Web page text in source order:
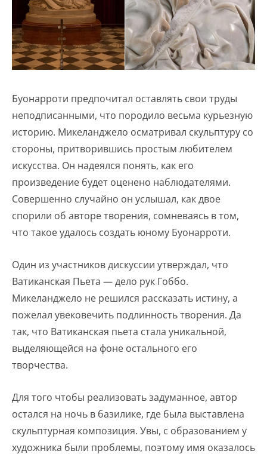
Буонарроти предпочитал оставлять свои труды
неподписанными, что породило весьма курьезную
историю. Микеланджело осматривал скульптуру со
стороны, притворившись простым любителем
искусства. Он надеялся понять, как его
произведение будет оценено наблюдателями.
Совершенно случайно он услышал, как двое
спорили об авторе творения, сомневаясь в том,
что такое удалось создать юному Буонарроти.
Один из участников дискуссии утверждал, что
Ватиканская Пьета — дело рук Гоббо.
Микеланджело не решился рассказать истину, а
пожелал увековечить подлинность творения. Да
так, что Ватиканская пьета стала уникальной,
выделяющейся на фоне остального его
творчества.
Для того чтобы реализовать задуманное, автор
остался на ночь в базилике, где была выставлена
скульптурная композиция. Увы, с образованием у
художника были проблемы, поэтому имя оказалось